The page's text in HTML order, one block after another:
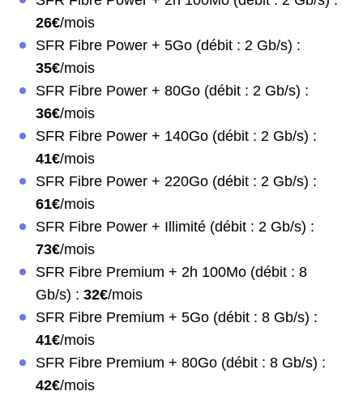
26€/mois
SFR Fibre Power + 5Go (débit : 2 Gb/s) :
35€/mois
SFR Fibre Power + 80Go (débit : 2 Gb/s) :
36€/mois
SFR Fibre Power + 140Go (débit : 2 Gb/s) :
41€/mois
SFR Fibre Power + 220Go (débit : 2 Gb/s) :
61€/mois
SFR Fibre Power + Illimité (débit : 2 Gb/s) :
73€/mois
SFR Fibre Premium + 2h 100Mo (débit : 8
Gb/s) : 32€/mois
SFR Fibre Premium + 5Go (débit : 8 Gb/s) :
41€/mois
SFR Fibre Premium + 80Go (débit : 8 Gb/s) :
42€/mois